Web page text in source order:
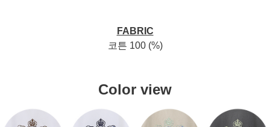
FABRIC
코튼 100 (%)
Color view